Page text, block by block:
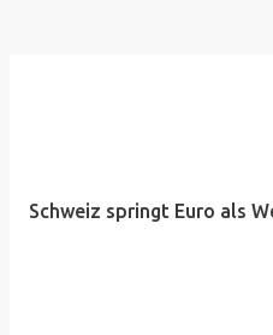
Schweiz springt Euro als